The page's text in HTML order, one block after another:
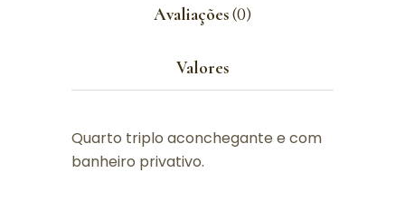
Avaliações(0)
Valores
Quarto triplo aconchegante e com
banheiro privativo.